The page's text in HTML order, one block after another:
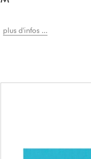
plus d'infos ...